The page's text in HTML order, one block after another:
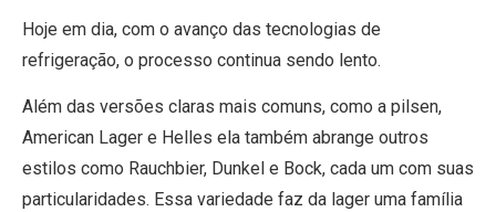
Hoje em dia, com o avanço das tecnologias de
refrigeração, o processo continua sendo lento.
Além das versões claras mais comuns, como a pilsen,
American Lager e Helles ela também abrange outros
estilos como Rauchbier, Dunkel e Bock, cada um com suas
particularidades. Essa variedade faz da lager uma família